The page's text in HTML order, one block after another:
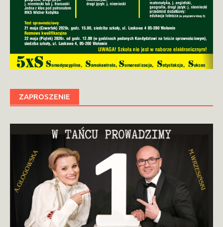
ZAPROSZENIE